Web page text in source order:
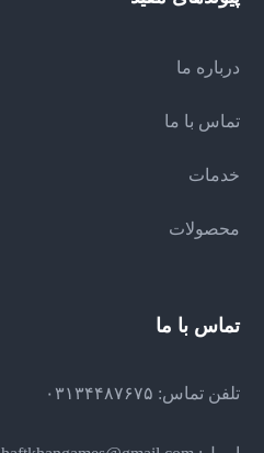
درباره ما
تماس با ما
خدمات
محصولات
تماس با ما
تلفن تماس: ۰۳۱۳۴۴۸۷۶۷۵